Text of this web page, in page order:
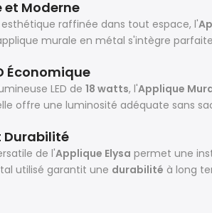
et Moderne
raffinée dans tout espace, l'
murale en métal s'intègre
Économique
LED de 18 watts, l'Applique
offre une luminosité adéquate sans
Durabilité
de l'Applique Elysa permet une
utilisé garantit une durabilité à long